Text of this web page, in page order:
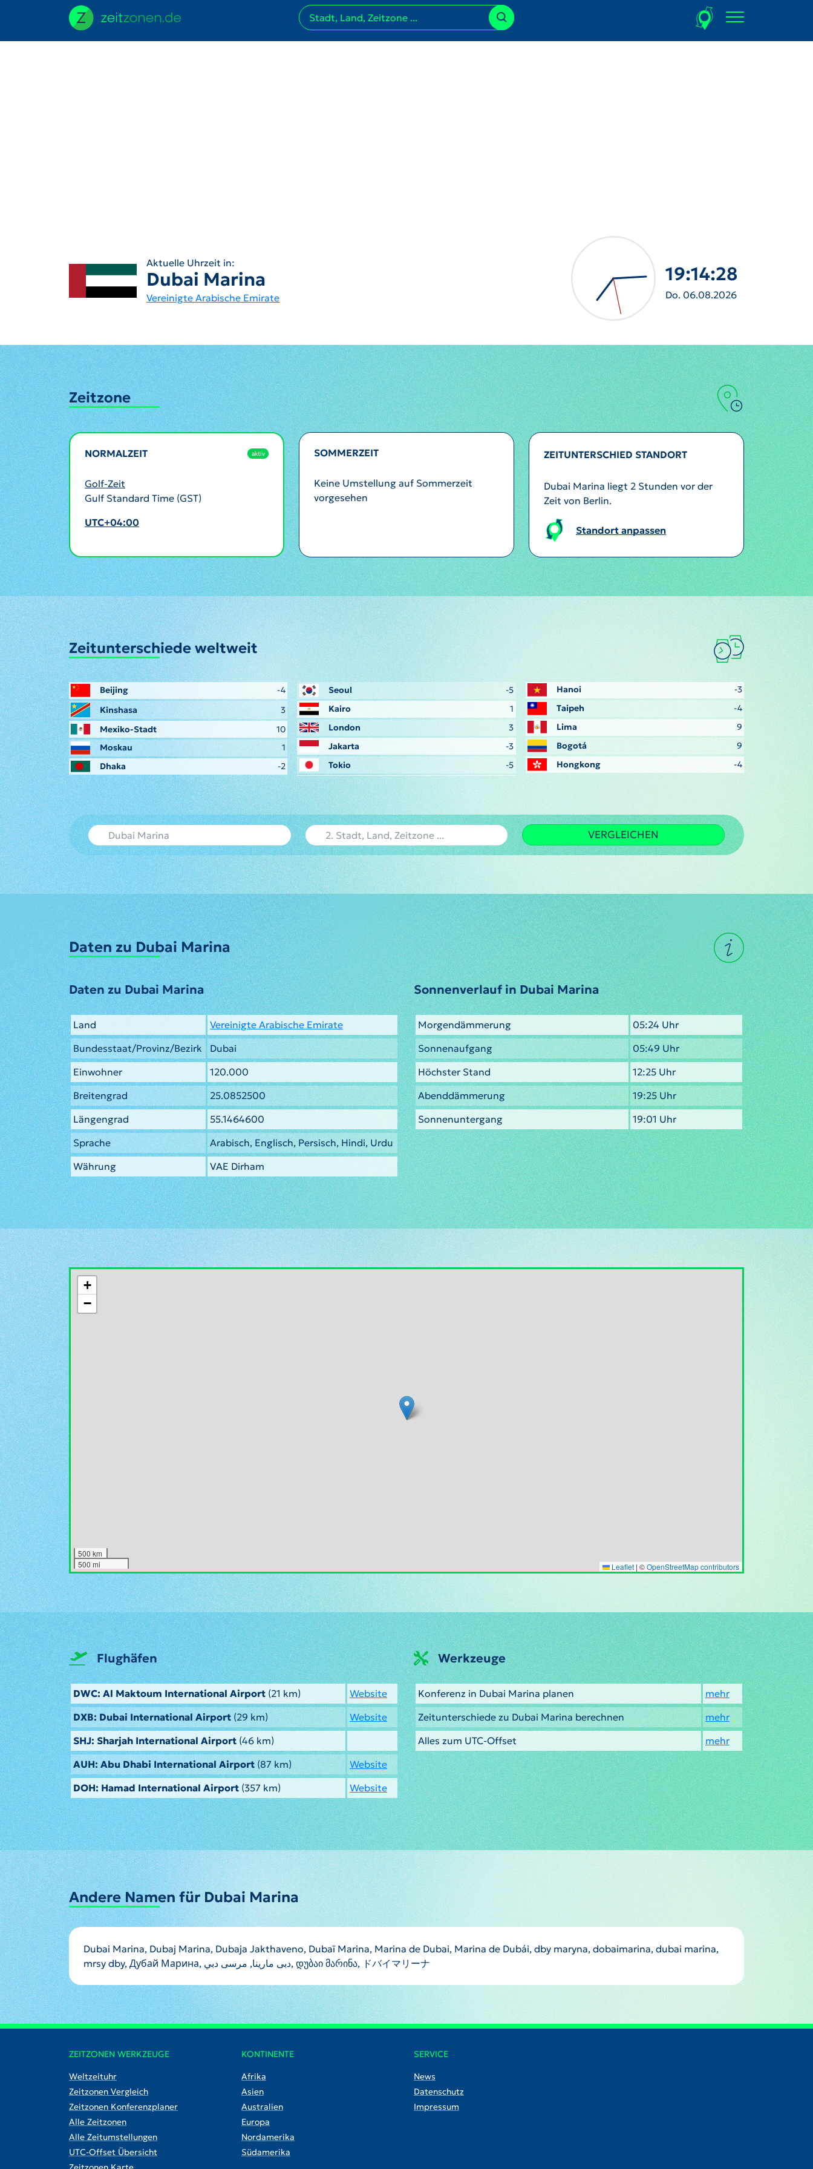
Aktuelle Uhrzeit in:
Dubai Marina
Vereinigte Arabische Emirate
19:14:30
Do. 06.08.2026
Zeitzone
NORMALZEIT aktiv
Golf-Zeit
Gulf Standard Time (GST)
UTC+04:00
SOMMERZEIT
Keine Umstellung auf Sommerzeit
vorgesehen
ZEITUNTERSCHIED STANDORT
Dubai Marina liegt 2 Stunden vor der
Zeit von Berlin.
Standort anpassen
Zeitunterschiede weltweit
Beijing
-4
Kinshasa
3
Mexiko-Stadt
10
Moskau
1
Dhaka
-2
Seoul
-5
Kairo
1
London
3
Jakarta
-3
Tokio
-5
Hanoi
-3
Taipeh
-4
Lima
9
Bogotá
9
Hongkong
-4
VERGLEICHEN
Daten zu Dubai Marina
Daten zu Dubai Marina
Land
Vereinigte Arabische Emirate
Bundesstaat/Provinz/Bezirk
Dubai
Einwohner
120.000
Breitengrad
25.0852500
Längengrad
55.1464600
Sprache
Arabisch, Englisch, Persisch, Hindi, Urdu
Währung
VAE Dirham
Sonnenverlauf in Dubai Marina
Morgendämmerung
05:24 Uhr
Sonnenaufgang
05:49 Uhr
Höchster Stand
12:25 Uhr
Abenddämmerung
19:25 Uhr
Sonnenuntergang
19:01 Uhr
+
−
500 km
500 mi
Leaflet | ©OpenStreetMap contributors
Flughäfen
DWC: Al Maktoum International Airport (21 km)
Website
DXB: Dubai International Airport(29 km)
Website
SHJ: Sharjah International Airport (46 km)
AUH: Abu Dhabi International Airport(87 km)
Website
DOH: Hamad International Airport (357 km) Website
Werkzeuge
Konferenz in Dubai Marina planen
mehr
Zeitunterschiede zu Dubai Marina berechnen
mehr
Alles zum UTC-Offset
mehr
Andere Namen für Dubai Marina
Dubai Marina, Dubaj Marina, Dubaja Jakthaveno, Dubaï Marina, Marina de Dubai, Marina de Dubái, dby maryna, dobaimarina, dubai marina,
mrsy dby, Дубай Марина, دبی مارینا, مرسى دبي, დუბაი მარინა, ドバイマリーナ
ZEITZONEN WERKZEUGE
Weltzeituhr
Zeitzonen Vergleich
Zeitzonen Konferenzplaner
Alle Zeitzonen
Alle Zeitumstellungen
UTC-Offset Übersicht
KONTINENTE
Afrika
Asien
Australien
Europa
Nordamerika
Südamerika
SERVICE
News
Datenschutz
Impressum